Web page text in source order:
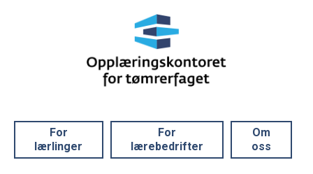
For
lærlinger
For
lærebedrifter
Om
oss